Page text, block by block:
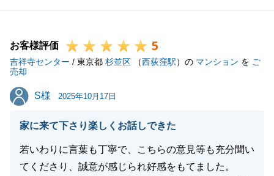
だいたおかげで円滑にお取引を進めることができまし
重ねてお礼を申し上げます。
今後も不動産に関して、些細なことでもお悩みやご不
明点等ございましたらお気軽にご連絡くださいませ。
大変お世話になりました。ありがとうございました。
閉じる
お客様評価 5
吉祥寺センター / 東京都 杉並区 （西荻窪駅）の マンション を ご
売却
S様
S様 2025年10月17日
家に来て下さり楽しくお話しできた
若いわりに言葉も丁寧で、こちらの意見等も充分聞い
てくださり、誠意が感じられ好感をもてました。